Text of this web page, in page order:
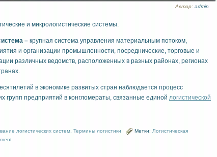
Автор: admin
и микрологистические системы.
– крупная система управления материальным потоком,
и организации промышленности, посреднические, торговые и
различных ведомств, расположенных в разных районах, регионах
в экономике развитых стран наблюдается процесс
групп предприятий в конгломераты, связанные единой логистической
логистических систем Термины логистики Метки: Логистическая